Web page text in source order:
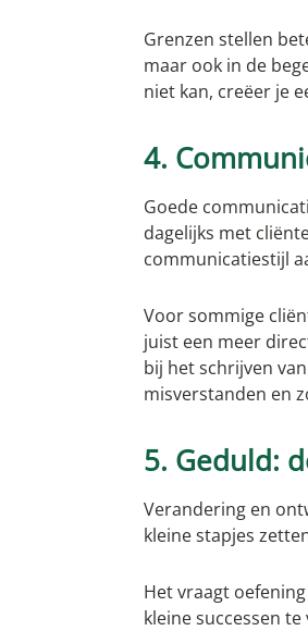
Grenzen stellen
maar ook in de
niet kan, creëer je
4.
Goede
dagelijks met
communicatiestijl
Voor sommige
juist een meer
bij het schrijven
misverstanden en
5. Geduld:
Verandering en
kleine stapjes
Het vraagt
kleine successen